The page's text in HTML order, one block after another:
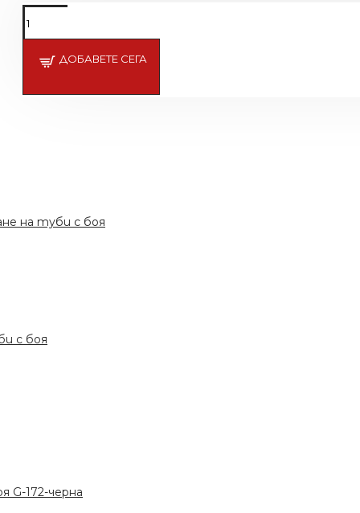
ДОБАВЕТЕ СЕГА
на туби с боя
с боя
G-172-черна